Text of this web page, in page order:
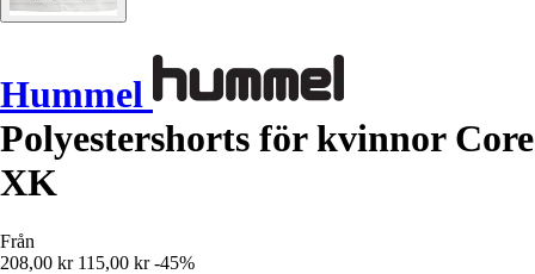
Hummel
Polyestershorts för kvinnor Core
XK
Från
208,00 kr 115,00 kr -45%